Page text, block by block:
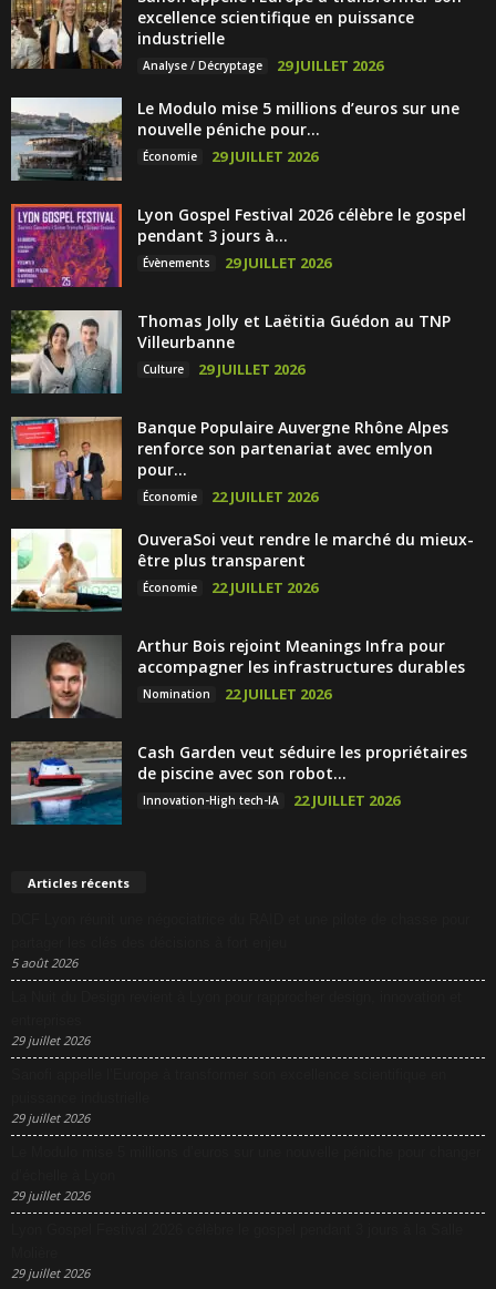
excellence scientifique en puissance
industrielle
Analyse / Décryptage 29 JUILLET 2026
Le Modulo mise 5 millions d’euros sur une
nouvelle péniche pour...
Économie 29 JUILLET 2026
Lyon Gospel Festival 2026 célèbre le gospel
pendant 3 jours à...
Évènements 29 JUILLET 2026
Thomas Jolly et Laëtitia Guédon au TNP
Villeurbanne
Culture 29 JUILLET 2026
Banque Populaire Auvergne Rhône Alpes
renforce son partenariat avec emlyon
pour...
Économie 22 JUILLET 2026
OuveraSoi veut rendre le marché du mieux-
être plus transparent
Économie 22 JUILLET 2026
Arthur Bois rejoint Meanings Infra pour
accompagner les infrastructures durables
Nomination 22 JUILLET 2026
Cash Garden veut séduire les propriétaires
de piscine avec son robot...
Innovation-High tech-IA 22 JUILLET 2026
Articles récents
5 août 2026
29 juillet 2026
29 juillet 2026
29 juillet 2026
29 juillet 2026